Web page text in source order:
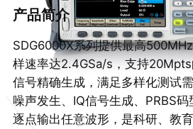
产品简介
SDG6000X系列提供最高
样速率达2.4GSa/s，支持
信号精确生成，满足多样化测试
噪声发生、IQ信号生成、PRBS
逐点输出任意波形，是科研、教